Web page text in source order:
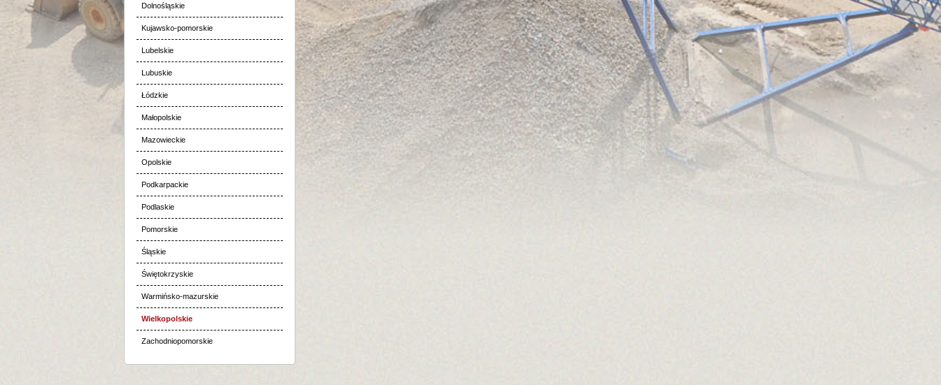
Dolnośląskie
Kujawsko-pomorskie
Lubelskie
Lubuskie
Łódzkie
Małopolskie
Mazowieckie
Opolskie
Podkarpackie
Podlaskie
Pomorskie
Śląskie
Świętokrzyskie
Warmińsko-mazurskie
Wielkopolskie
Zachodniopomorskie